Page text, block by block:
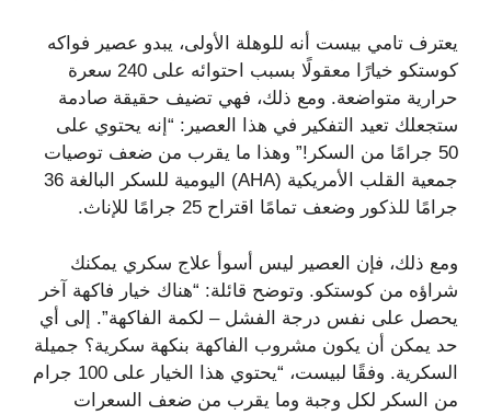
يعترف تامي بيست أنه للوهلة الأولى، يبدو عصير فواكه
كوستكو خيارًا معقولًا بسبب احتوائه على 240 سعرة
حرارية متواضعة. ومع ذلك، فهي تضيف حقيقة صادمة
ستجعلك تعيد التفكير في هذا العصير: “إنه يحتوي على
50 جرامًا من السكر!” وهذا ما يقرب من ضعف توصيات
جمعية القلب الأمريكية (AHA) اليومية للسكر البالغة 36
جرامًا للذكور وضعف تمامًا اقتراح 25 جرامًا للإناث.
ومع ذلك، فإن العصير ليس أسوأ علاج سكري يمكنك
شراؤه من كوستكو. وتوضح قائلة: “هناك خيار فاكهة آخر
يحصل على نفس درجة الفشل – لكمة الفاكهة”. إلى أي
حد يمكن أن يكون مشروب الفاكهة بنكهة سكرية؟ جميلة
السكرية. وفقًا لبيست، “يحتوي هذا الخيار على 100 جرام
من السكر لكل وجبة وما يقرب من ضعف السعرات